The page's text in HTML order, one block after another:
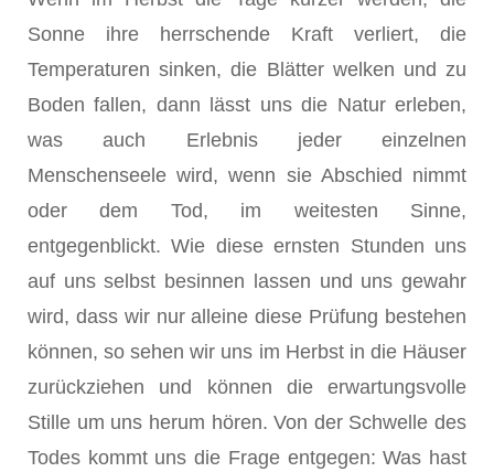
Sonne ihre herrschende Kraft verliert, die
Temperaturen sinken, die Blätter welken und zu
Boden fallen, dann lässt uns die Natur erleben,
was auch Erlebnis jeder einzelnen
Menschenseele wird, wenn sie Abschied nimmt
oder dem Tod, im weitesten Sinne,
entgegenblickt. Wie diese ernsten Stunden uns
auf uns selbst besinnen lassen und uns gewahr
wird, dass wir nur alleine diese Prüfung bestehen
können, so sehen wir uns im Herbst in die Häuser
zurückziehen und können die erwartungsvolle
Stille um uns herum hören. Von der Schwelle des
Todes kommt uns die Frage entgegen: Was hast